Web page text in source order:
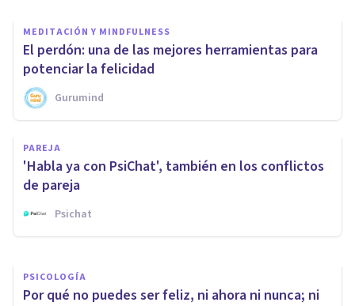
MEDITACIÓN Y MINDFULNESS
El perdón: una de las mejores herramientas para
potenciar la felicidad
Gurumind
PAREJA
'Habla ya con PsiChat', también en los conflictos
de pareja
Psichat
¿Qué es la felicidad según la
Psicología?
Avance Psicólogos
PSICOLOGÍA
Por qué no puedes ser feliz, ni ahora ni nunca; ni